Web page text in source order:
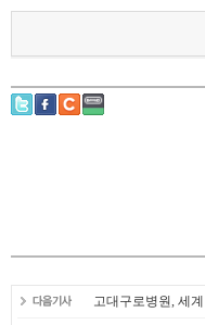
고대구로병원, 세